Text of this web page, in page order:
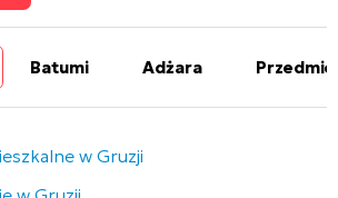
Batumi Adżara
w Gruzji